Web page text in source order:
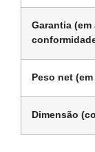
Garantia
Peso net
Dimensão